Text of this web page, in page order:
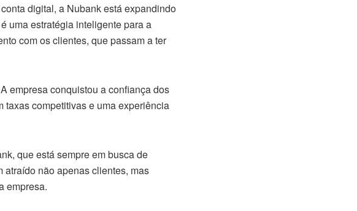
digital, a Nubank está expandindo
uma estratégia inteligente para a
com os clientes, que passam a ter
empresa conquistou a confiança dos
taxas competitivas e uma experiência
que está sempre em busca de
não apenas clientes, mas
empresa.